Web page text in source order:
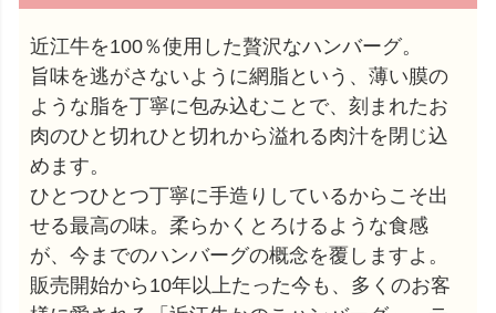
近江牛を100％使用した贅沢なハンバーグ。
旨味を逃がさないように網脂という、薄い膜の
ような脂を丁寧に包み込むことで、刻まれたお
肉のひと切れひと切れから溢れる肉汁を閉じ込
めます。
ひとつひとつ丁寧に手造りしているからこそ出
せる最高の味。柔らかくとろけるような食感
が、今までのハンバーグの概念を覆しますよ。
販売開始から10年以上たった今も、多くのお客